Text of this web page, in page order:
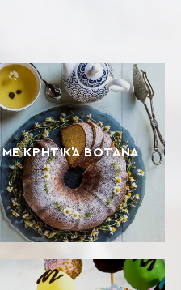
ΚΡΗΤΙΚΆ ΒΌΤΑΝΑ